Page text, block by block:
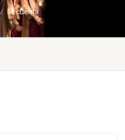
Mi cuenta